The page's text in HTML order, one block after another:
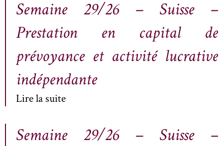
Semaine 29/26 – Suisse –
Prestation en capital de
prévoyance et activité lucrative
indépendante
Lire la suite
Semaine 29/26 – Suisse –